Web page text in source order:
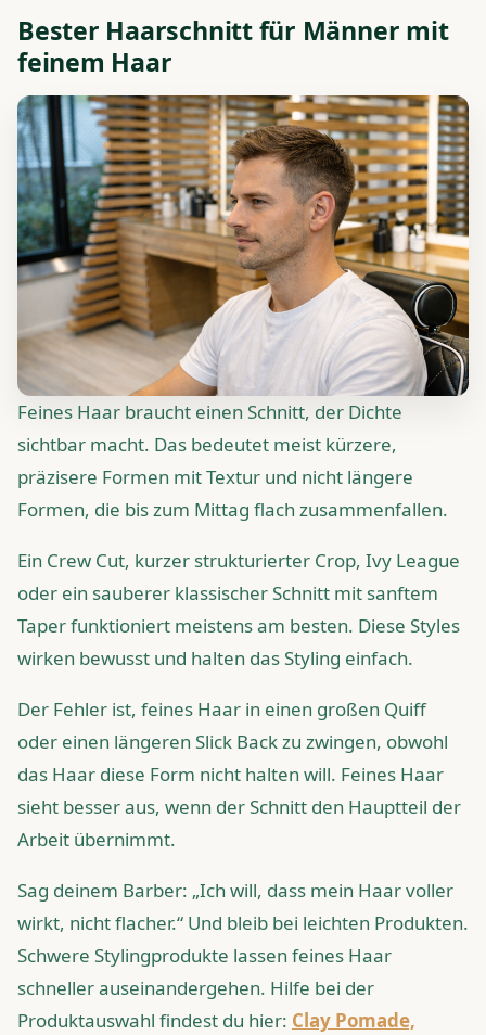
Bester Haarschnitt für Männer mit
feinem Haar
Feines Haar braucht einen Schnitt, der Dichte
sichtbar macht. Das bedeutet meist kürzere,
präzisere Formen mit Textur und nicht längere
Formen, die bis zum Mittag flach zusammenfallen.
Ein Crew Cut, kurzer strukturierter Crop, Ivy League
oder ein sauberer klassischer Schnitt mit sanftem
Taper funktioniert meistens am besten. Diese Styles
wirken bewusst und halten das Styling einfach.
Der Fehler ist, feines Haar in einen großen Quiff
oder einen längeren Slick Back zu zwingen, obwohl
das Haar diese Form nicht halten will. Feines Haar
sieht besser aus, wenn der Schnitt den Hauptteil der
Arbeit übernimmt.
Sag deinem Barber: „Ich will, dass mein Haar voller
wirkt, nicht flacher.“ Und bleib bei leichten Produkten.
Schwere Stylingprodukte lassen feines Haar
schneller auseinandergehen. Hilfe bei der
Produktauswahl findest du hier: Clay Pomade,